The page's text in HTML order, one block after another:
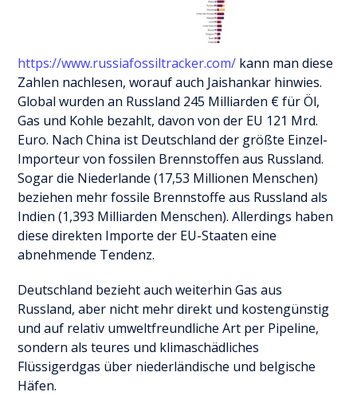
https://www.russiafossiltracker.com/ kann man diese
Zahlen nachlesen, worauf auch Jaishankar hinwies.
Global wurden an Russland 245 Milliarden € für Öl,
Gas und Kohle bezahlt, davon von der EU 121 Mrd.
Euro. Nach China ist Deutschland der größte Einzel-
Importeur von fossilen Brennstoffen aus Russland.
Sogar die Niederlande (17,53 Millionen Menschen)
beziehen mehr fossile Brennstoffe aus Russland als
Indien (1,393 Milliarden Menschen). Allerdings haben
diese direkten Importe der EU-Staaten eine
abnehmende Tendenz.
Deutschland bezieht auch weiterhin Gas aus
Russland, aber nicht mehr direkt und kostengünstig
und auf relativ umweltfreundliche Art per Pipeline,
sondern als teures und klimaschädliches
Flüssigerdgas über niederländische und belgische
Häfen.